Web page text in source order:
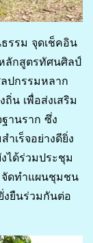
รรม จุดเช็คอิน
ลักสูตรทัศนศิลป์
ปกรรมหลาก
น เพื่อส่งเสริม
านราก ซึ่ง
เร็จอย่างดียิ่ง
ได้ร่วมประชุม
จัดทำแผนชุมชน
งยืนร่วมกันต่อ